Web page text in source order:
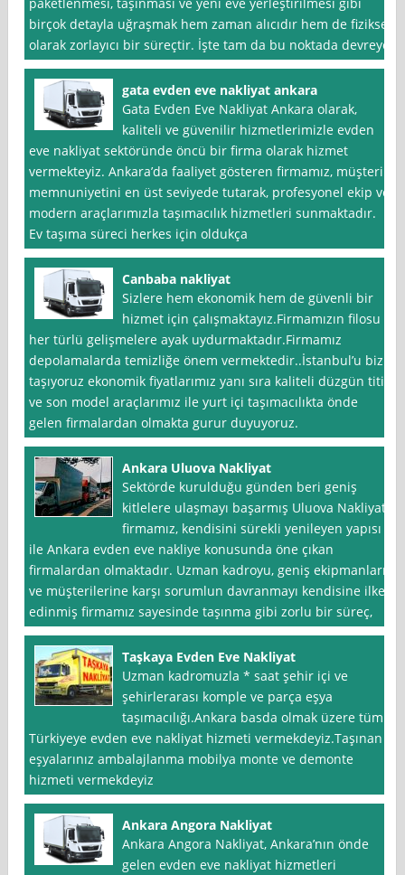
birçok detayla uğraşmak hem zaman alıcıdır hem de fiziksel
olarak zorlayıcı bir süreçtir. İşte tam da bu noktada devreye
gata evden eve nakliyat ankara
Gata Evden Eve Nakliyat Ankara olarak,
kaliteli ve güvenilir hizmetlerimizle evden
eve nakliyat sektöründe öncü bir firma olarak hizmet
vermekteyiz. Ankara’da faaliyet gösteren firmamız, müşteri
memnuniyetini en üst seviyede tutarak, profesyonel ekip ve
modern araçlarımızla taşımacılık hizmetleri sunmaktadır.
Ev taşıma süreci herkes için oldukça
Canbaba nakliyat
Sizlere hem ekonomik hem de güvenli bir
hizmet için çalışmaktayız.Firmamızın filosu
her türlü gelişmelere ayak uydurmaktadır.Firmamız
depolamalarda temizliğe önem vermektedir..İstanbul’u biz
taşıyoruz ekonomik fiyatlarımız yanı sıra kaliteli düzgün titiz
ve son model araçlarımız ile yurt içi taşımacılıkta önde
gelen firmalardan olmakta gurur duyuyoruz.
Ankara Uluova Nakliyat
Sektörde kurulduğu günden beri geniş
kitlelere ulaşmayı başarmış Uluova Nakliyat
firmamız, kendisini sürekli yenileyen yapısı
ile Ankara evden eve nakliye konusunda öne çıkan
firmalardan olmaktadır. Uzman kadroyu, geniş ekipmanları
ve müşterilerine karşı sorumlun davranmayı kendisine ilke
edinmiş firmamız sayesinde taşınma gibi zorlu bir süreç,
Taşkaya Evden Eve Nakliyat
Uzman kadromuzla * saat şehir içi ve
şehirlerarası komple ve parça eşya
taşımacılığı.Ankara basda olmak üzere tüm
Türkiyeye evden eve nakliyat hizmeti vermekdeyiz.Taşınan
eşyalarınız ambalajlanma mobilya monte ve demonte
hizmeti vermekdeyiz
Ankara Angora Nakliyat
Ankara Angora Nakliyat, Ankara’nın önde
gelen evden eve nakliyat hizmetleri